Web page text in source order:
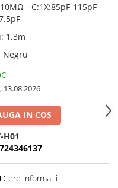
- C:1X:85pF-115pF
: 1,3m
Negru
13.08.2026
IN COS
H01
Cere informatii